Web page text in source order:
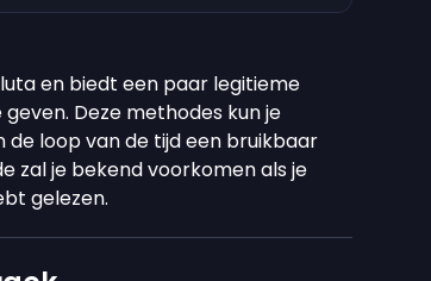
en biedt een paar legitieme
Deze methodes kun je
loop van de tijd een bruikbaar
zal je bekend voorkomen als je
gelezen.